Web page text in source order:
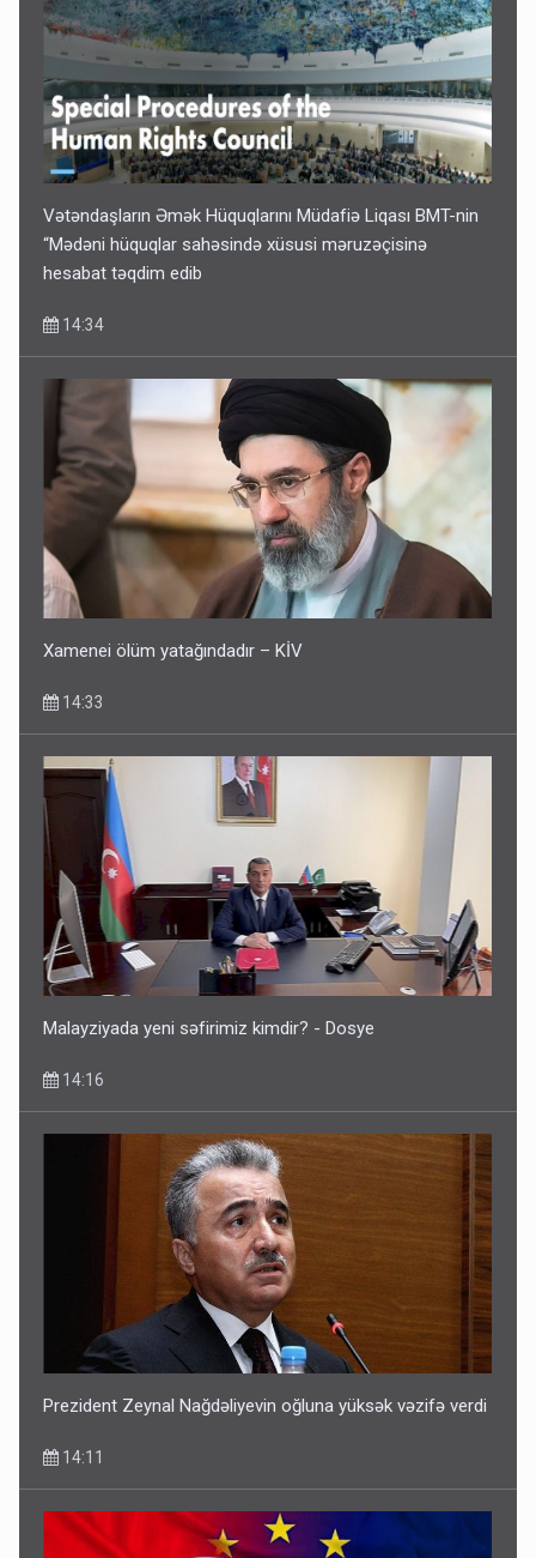
Vətəndaşların Əmək Hüquqlarını Müdafiə Liqası BMT-nin
“Mədəni hüquqlar sahəsində xüsusi məruzəçisinə
hesabat təqdim edib
14:34
Xamenei ölüm yatağındadır – KİV
14:33
Malayziyada yeni səfirimiz kimdir? - Dosye
14:16
Prezident Zeynal Nağdəliyevin oğluna yüksək vəzifə verdi
14:11